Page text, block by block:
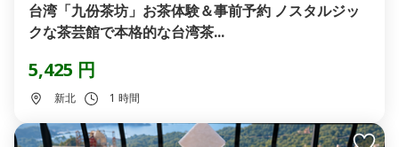
台湾「九份茶坊」お茶体験＆事前予約 ノスタルジッ
クな茶芸館で本格的な台湾茶...
5,425 円
新北 1 時間